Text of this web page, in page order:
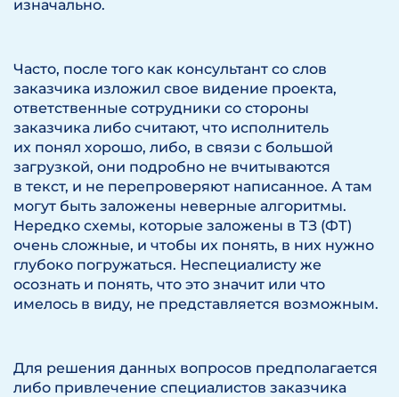
изначально.
Часто, после того как консультант со слов
заказчика изложил свое видение проекта,
ответственные сотрудники со стороны
заказчика либо считают, что исполнитель
их понял хорошо, либо, в связи с большой
загрузкой, они подробно не вчитываются
в текст, и не перепроверяют написанное. А там
могут быть заложены неверные алгоритмы.
Нередко схемы, которые заложены в ТЗ (ФТ)
очень сложные, и чтобы их понять, в них нужно
глубоко погружаться. Неспециалисту же
осознать и понять, что это значит или что
имелось в виду, не представляется возможным.
Для решения данных вопросов предполагается
либо привлечение специалистов заказчика